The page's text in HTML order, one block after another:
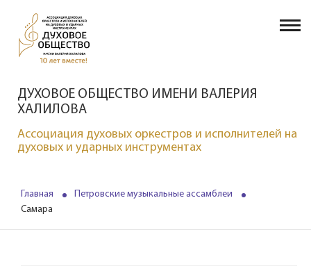
ДУХОВОЕ ОБЩЕСТВО ИМЕНИ ВАЛЕРИЯ
ХАЛИЛОВА
Ассоциация духовых оркестров и исполнителей на
духовых и ударных инструментах
Главная
Петровские музыкальные ассамблеи
Самара